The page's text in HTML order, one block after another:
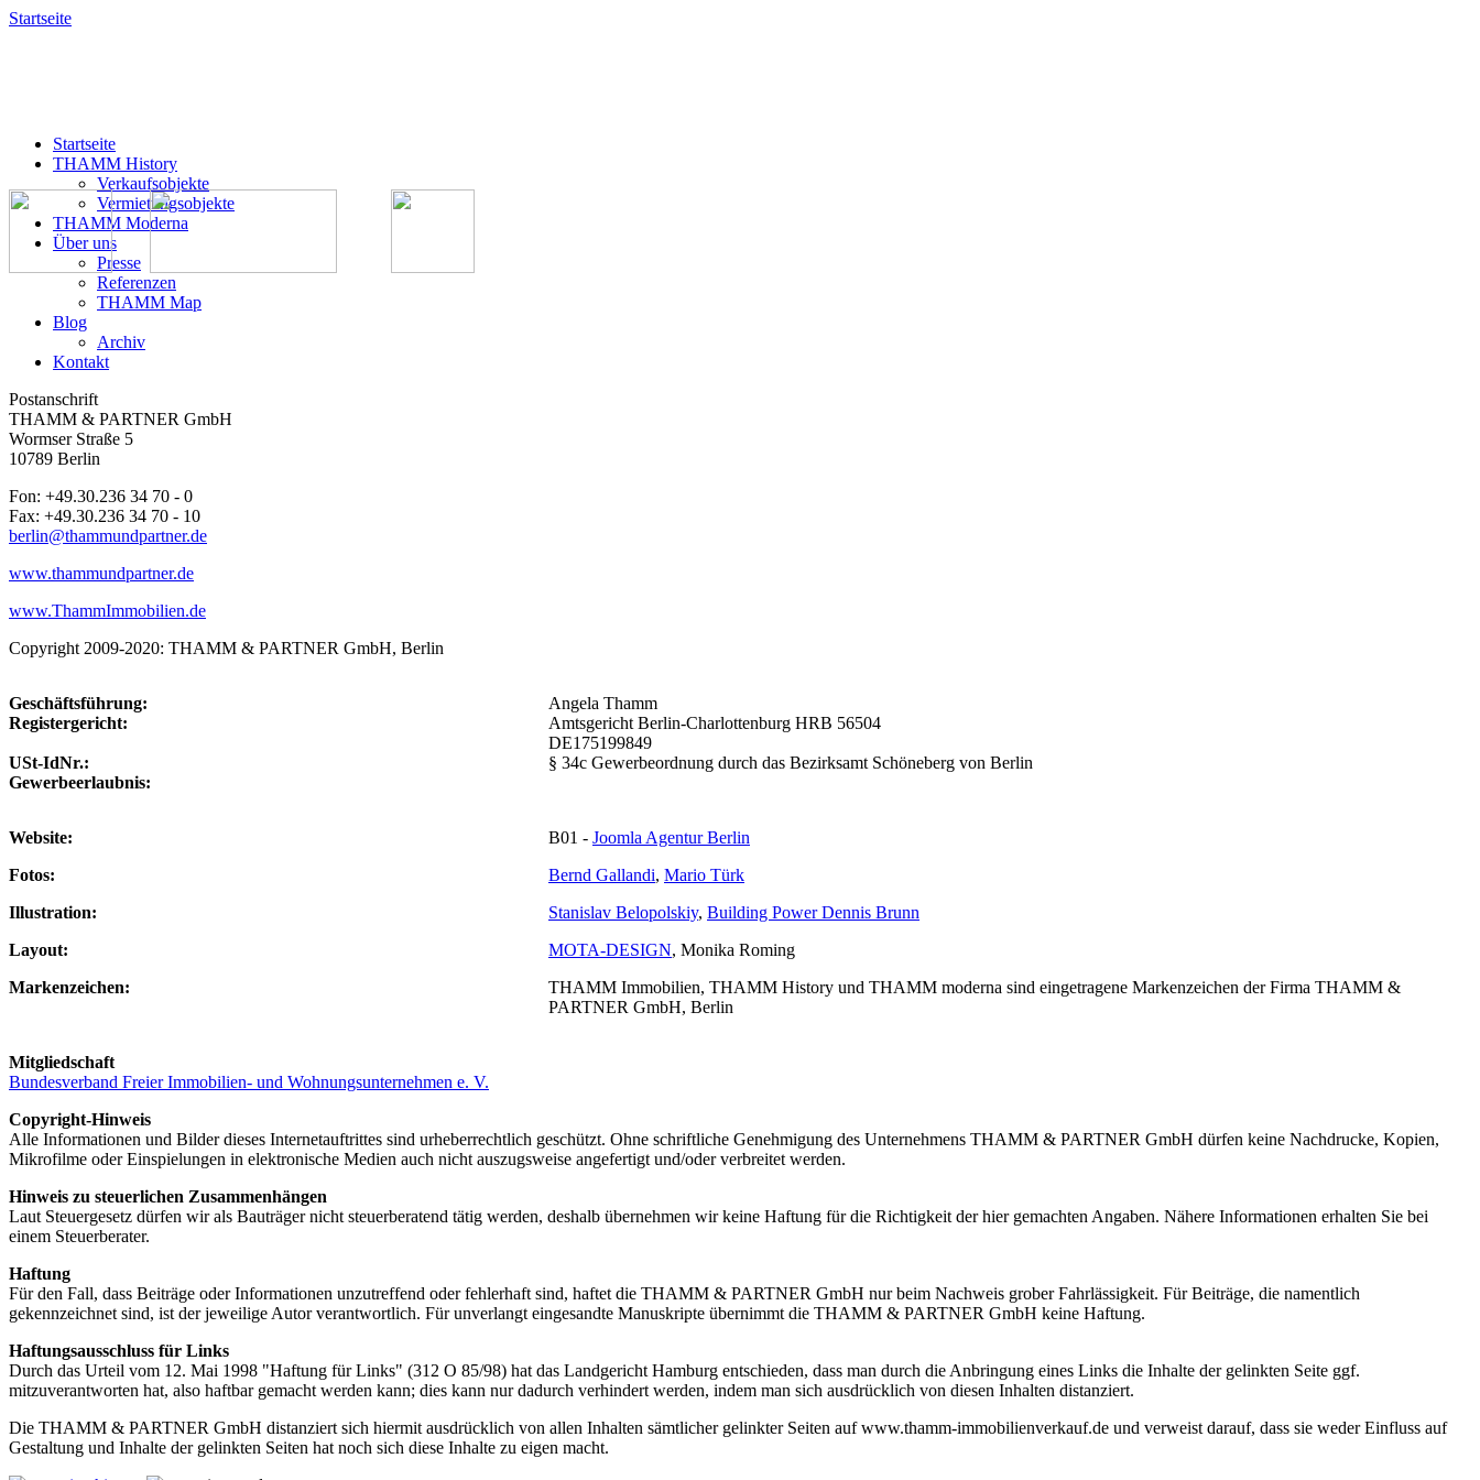
Startseite
Startseite
THAMM History
Verkaufsobjekte
Vermietungsobjekte
THAMM Moderna
Über uns
Presse
Referenzen
THAMM Map
Blog
Archiv
Kontakt
Postanschrift
THAMM & PARTNER GmbH
Wormser Straße 5
10789 Berlin
Fon: +49.30.236 34 70 - 0
Fax: +49.30.236 34 70 - 10
berlin@thammundpartner.de
www.thammundpartner.de
www.ThammImmobilien.de
Copyright 2009-2020: THAMM & PARTNER GmbH, Berlin
Geschäftsführung:
Registergericht:
USt-IdNr.:
Gewerbeerlaubnis:
Angela Thamm
Amtsgericht Berlin-Charlottenburg HRB 56504
DE175199849
§ 34c Gewerbeordnung durch das Bezirksamt Schöneberg von Berlin
Website:
Fotos:
Illustration:
Layout:
Markenzeichen:
B01 - Joomla Agentur Berlin
Bernd Gallandi, Mario Türk
Stanislav Belopolskiy, Building Power Dennis Brunn
MOTA-DESIGN, Monika Roming
THAMM Immobilien, THAMM History und THAMM moderna sind eingetragene Markenzeichen der Firma THAMM &
PARTNER GmbH, Berlin
Mitgliedschaft
Bundesverband Freier Immobilien- und Wohnungsunternehmen e. V.
Copyright-Hinweis
Alle Informationen und Bilder dieses Internetauftrittes sind urheberrechtlich geschützt. Ohne schriftliche Genehmigung des Unternehmens THAMM & PARTNER GmbH dürfen keine Nachdrucke, Kopien,
Mikrofilme oder Einspielungen in elektronische Medien auch nicht auszugsweise angefertigt und/oder verbreitet werden.
Hinweis zu steuerlichen Zusammenhängen
Laut Steuergesetz dürfen wir als Bauträger nicht steuerberatend tätig werden, deshalb übernehmen wir keine Haftung für die Richtigkeit der hier gemachten Angaben. Nähere Informationen erhalten Sie bei
einem Steuerberater.
Haftung
Für den Fall, dass Beiträge oder Informationen unzutreffend oder fehlerhaft sind, haftet die THAMM & PARTNER GmbH nur beim Nachweis grober Fahrlässigkeit. Für Beiträge, die namentlich
gekennzeichnet sind, ist der jeweilige Autor verantwortlich. Für unverlangt eingesandte Manuskripte übernimmt die THAMM & PARTNER GmbH keine Haftung.
Haftungsausschluss für Links
Durch das Urteil vom 12. Mai 1998 "Haftung für Links" (312 O 85/98) hat das Landgericht Hamburg entschieden, dass man durch die Anbringung eines Links die Inhalte der gelinkten Seite ggf.
mitzuverantworten hat, also haftbar gemacht werden kann; dies kann nur dadurch verhindert werden, indem man sich ausdrücklich von diesen Inhalten distanziert.
Die THAMM & PARTNER GmbH distanziert sich hiermit ausdrücklich von allen Inhalten sämtlicher gelinkter Seiten auf www.thamm-immobilienverkauf.de und verweist darauf, dass sie weder Einfluss auf
Gestaltung und Inhalte der gelinkten Seiten hat noch sich diese Inhalte zu eigen macht.